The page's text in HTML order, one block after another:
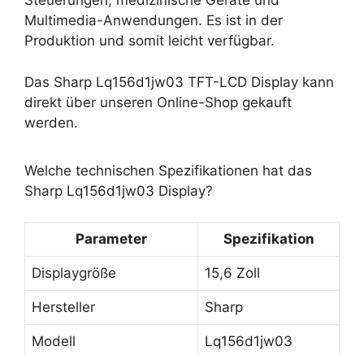
Multimedia-Anwendungen. Es ist in der
Produktion und somit leicht verfügbar.
Das Sharp Lq156d1jw03 TFT-LCD Display kann
direkt über unseren Online-Shop gekauft
werden.
Welche technischen Spezifikationen hat das
Sharp Lq156d1jw03 Display?
Parameter Spezifikation
Displaygröße 15,6 Zoll
Hersteller Sharp
Modell Lq156d1jw03